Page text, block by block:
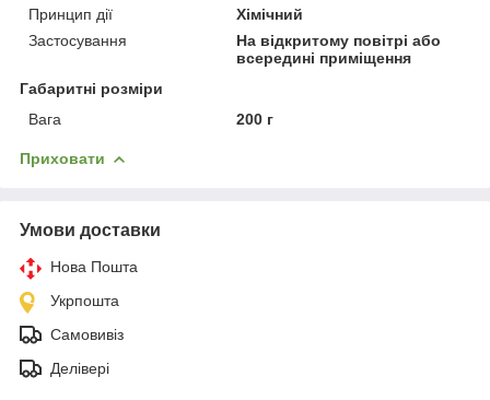
Принцип дії
Хімічний
Застосування
На відкритому повітрі або
всередині приміщення
Габаритні розміри
Вага
200 г
Приховати
Умови доставки
Нова Пошта
Укрпошта
Самовивіз
Делівері